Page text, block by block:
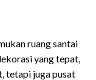
ruang santai
yang tepat,
tetapi juga pusat